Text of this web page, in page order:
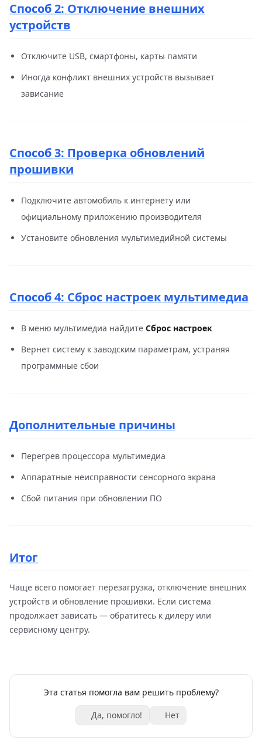
Способ 2: Отключение внешних
устройств
Отключите USB, смартфоны, карты памяти
Иногда конфликт внешних устройств вызывает
зависание
Способ 3: Проверка обновлений
прошивки
Подключите автомобиль к интернету или
официальному приложению производителя
Установите обновления мультимедийной системы
Способ 4: Сброс настроек мультимедиа
В меню мультимедиа найдите Сброс настроек
Вернет систему к заводским параметрам, устраняя
программные сбои
Дополнительные причины
Перегрев процессора мультимедиа
Аппаратные неисправности сенсорного экрана
Сбой питания при обновлении ПО
Итог
Чаще всего помогает перезагрузка, отключение внешних
устройств и обновление прошивки. Если система
продолжает зависать — обратитесь к дилеру или
сервисному центру.
Эта статья помогла вам решить проблему?
Да, помогло! Нет